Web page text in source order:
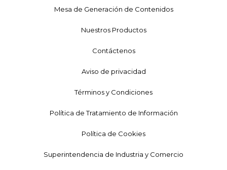
Mesa de Generación de Contenidos
Nuestros Productos
Contáctenos
Aviso de privacidad
Términos y Condiciones
Política de Tratamiento de Información
Política de Cookies
Superintendencia de Industria y Comercio